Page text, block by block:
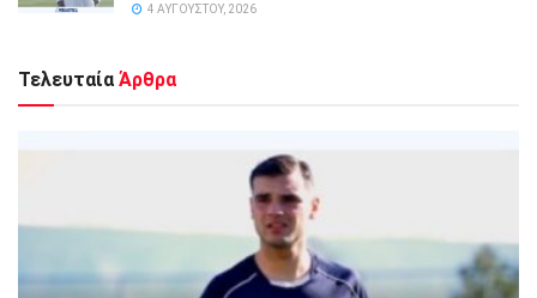
4 ΑΥΓΟΎΣΤΟΥ, 2026
Τελευταία Άρθρα